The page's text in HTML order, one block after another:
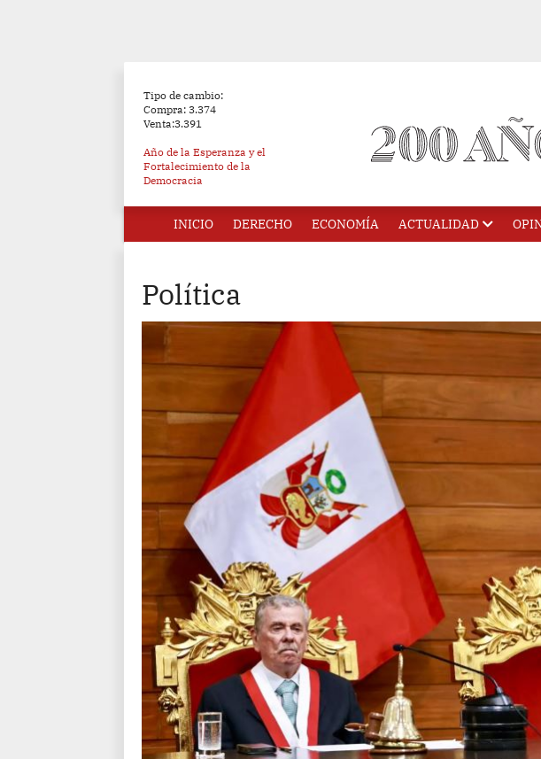
Tipo de cambio:
Compra: 3.374
Venta:3.391
Año de la Esperanza y el
Fortalecimiento de la
Democracia
INICIO DERECHO ECONOMÍA ACTUALIDAD
Política